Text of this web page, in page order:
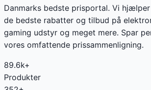
Danmarks bedste prisportal. Vi
de bedste rabatter og tilbud på
gaming udstyr og meget mere. Spar
vores omfattende prissammenligning.
89.6k+
Produkter